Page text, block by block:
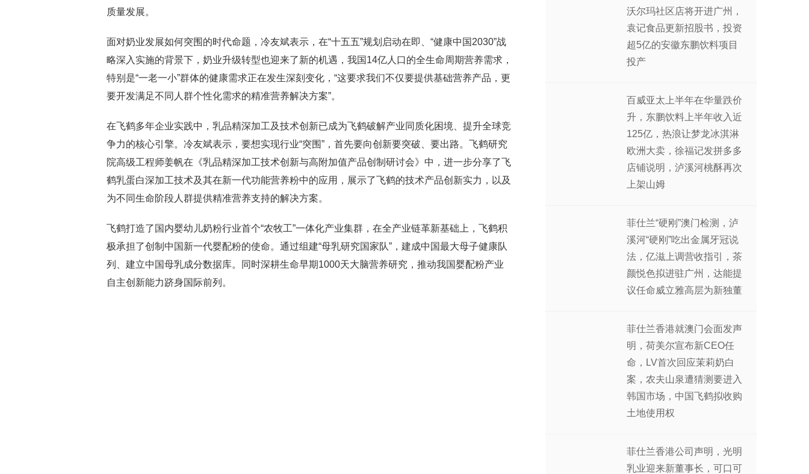
质量发展。
面对奶业发展如何突围的时代命题，冷友斌表示，在“十五五”规划启动在即、“健康中国2030”战
略深入实施的背景下，奶业升级转型也迎来了新的机遇，我国14亿人口的全生命周期营养需求，
特别是“一老一小”群体的健康需求正在发生深刻变化，“这要求我们不仅要提供基础营养产品，更
要开发满足不同人群个性化需求的精准营养解决方案”。
在飞鹤多年企业实践中，乳品精深加工及技术创新已成为飞鹤破解产业同质化困境、提升全球竞
争力的核心引擎。冷友斌表示，要想实现行业“突围”，首先要向创新要突破、要出路。飞鹤研究
院高级工程师姜帆在《乳品精深加工技术创新与高附加值产品创制研讨会》中，进一步分享了飞
鹤乳蛋白深加工技术及其在新一代功能营养粉中的应用，展示了飞鹤的技术产品创新实力，以及
为不同生命阶段人群提供精准营养支持的解决方案。
飞鹤打造了国内婴幼儿奶粉行业首个“农牧工”一体化产业集群，在全产业链革新基础上，飞鹤积
极承担了创制中国新一代婴配粉的使命。通过组建“母乳研究国家队”，建成中国最大母子健康队
列、建立中国母乳成分数据库。同时深耕生命早期1000天大脑营养研究，推动我国婴配粉产业
自主创新能力跻身国际前列。
沃尔玛社区店将开进广州，
袁记食品更新招股书，投资
超5亿的安徽东鹏饮料项目
投产
百威亚太上半年在华量跌价
升，东鹏饮料上半年收入近
125亿，热浪让梦龙冰淇淋
欧洲大卖，徐福记发拼多多
店铺说明，泸溪河桃酥再次
上架山姆
菲仕兰“硬刚”澳门检测，泸
溪河“硬刚”吃出金属牙冠说
法，亿滋上调营收指引，茶
颜悦色拟进驻广州，达能提
议任命威立雅高层为新独董
菲仕兰香港就澳门会面发声
明，荷美尔宣布新CEO任
命，LV首次回应茉莉奶白
案，农夫山泉遭猜测要进入
韩国市场，中国飞鹤拟收购
土地使用权
菲仕兰香港公司声明，光明
乳业迎来新董事长，可口可